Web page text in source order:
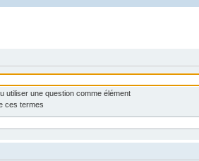
utiliser une question comme élément
ces termes